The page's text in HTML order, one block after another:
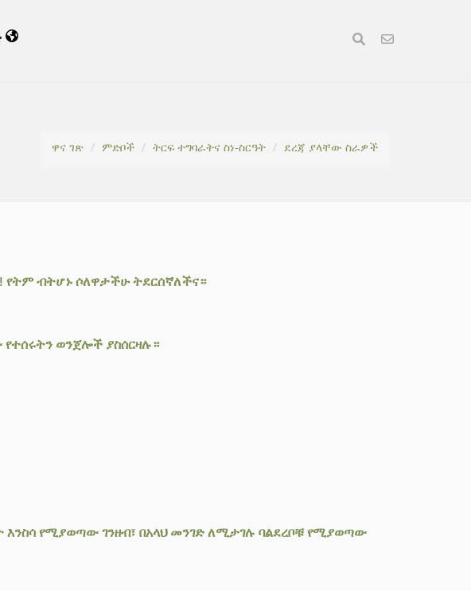
ዋና ገጽ
ምድቦች ትርፍ ተግባራትና ስነ-ስርዓት ደረጃ ያላቸው ስራዎች
የትም ብትሆኑ ሶለዋታችሁ ትደርሰኛለችና።
ወንጀሎች ያስሰርዛሉ።
የሚያወጣው ገንዘብ፣ በአላህ መንገድ ለሚታገሉ ባልደረቦቹ የሚያወጣው